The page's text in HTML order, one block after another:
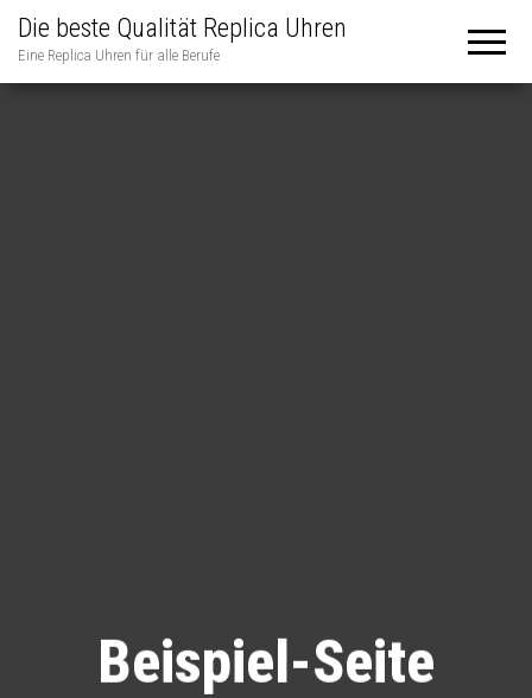
Die beste Qualität Replica Uhren
Eine Replica Uhren für alle Berufe
Beispiel-Seite